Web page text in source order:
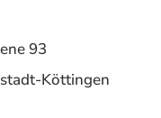
93
Köttingen